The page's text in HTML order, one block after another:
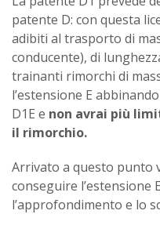
patente D: con questa
adibiti al trasporto di
conducente), di
trainanti rimorchi di
l’estensione E
D1E e non avrai più
il rimorchio.
Arrivato a questo punto
conseguire l’estensione
l’approfondimento e lo